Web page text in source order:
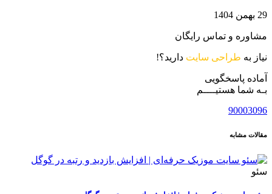
29 بهمن 1404
مشاوره و تماس رایگان
نیاز به طراحی سایت دارید؟!
آماده پاسخگویی
بـه شما هستیــــم
90003096
مقالات مشابه
سئو